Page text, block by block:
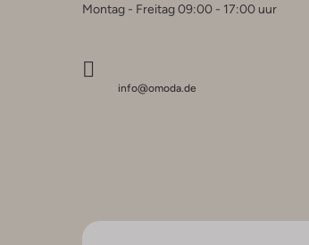
Montag - Freitag 09:00 - 17:00 uur
info@omoda.de